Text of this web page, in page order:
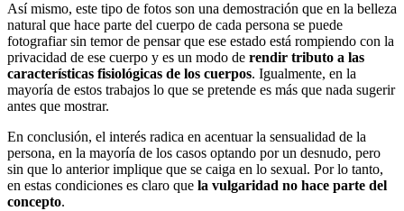
Así mismo, este tipo de fotos son una demostración que en la belleza
natural que hace parte del cuerpo de cada persona se puede
fotografiar sin temor de pensar que ese estado está rompiendo con la
privacidad de ese cuerpo y es un modo de rendir tributo a las
características fisiológicas de los cuerpos. Igualmente, en la
mayoría de estos trabajos lo que se pretende es más que nada sugerir
antes que mostrar.
En conclusión, el interés radica en acentuar la sensualidad de la
persona, en la mayoría de los casos optando por un desnudo, pero
sin que lo anterior implique que se caiga en lo sexual. Por lo tanto,
en estas condiciones es claro que la vulgaridad no hace parte del
concepto.